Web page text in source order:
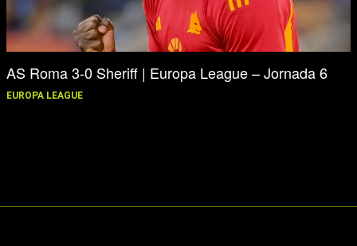
AS Roma 3-0 Sheriff | Europa League – Jornada 6
EUROPA LEAGUE